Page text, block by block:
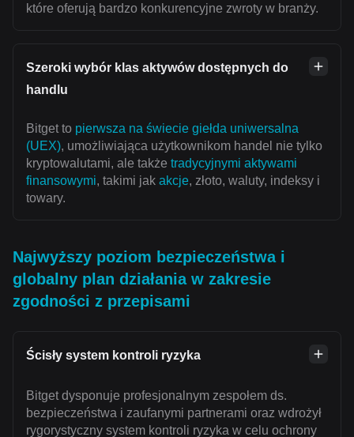
które oferują bardzo konkurencyjne zwroty w branży.
Szeroki wybór klas aktywów dostępnych do
handlu
Bitget to pierwsza na świecie giełda uniwersalna
(UEX), umożliwiająca użytkownikom handel nie tylko
kryptowalutami, ale także tradycyjnymi aktywami
finansowymi, takimi jak akcje, złoto, waluty, indeksy i
towary.
Najwyższy poziom bezpieczeństwa i
globalny plan działania w zakresie
zgodności z przepisami
Ścisły system kontroli ryzyka
Bitget dysponuje profesjonalnym zespołem ds.
bezpieczeństwa i zaufanymi partnerami oraz wdrożył
rygorystyczny system kontroli ryzyka w celu ochrony